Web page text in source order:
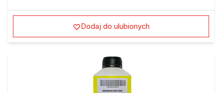
Dodaj do ulubionych